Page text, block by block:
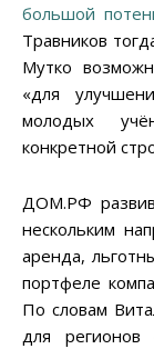
большой
Травников
Мутко
«для
молодых
конкретной
ДОМ.РФ
нескольким
аренда,
портфеле
По словам
для регионов